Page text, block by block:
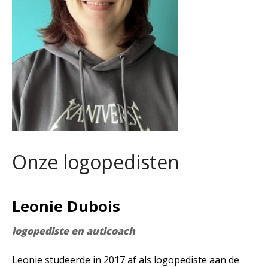
Onze logopedisten
Leonie Dubois
logopediste en auticoach
Leonie studeerde in 2017 af als logopediste aan de